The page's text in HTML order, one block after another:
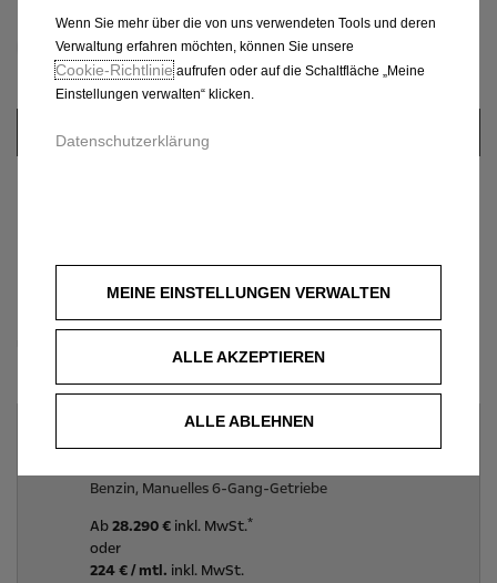
Opel Corsa 5 türer
Benzin, Manuelles 6-Gang-Getriebe
1.2 Direct Injection Turbo, 74 kW (100 PS),
Benzin, Manuelles 6-Gang-Getriebe
Ab28.290 € inkl. MwSt.*
oder
224€ / mtl. inkl. MwSt.
Wenn Sie mehr über die von uns verwendeten Tools und deren
Verwaltung erfahren möchten, können Sie unsere
Cookie‑Richtlinieaufrufen oder auf die Schaltfläche „Meine
Einstellungen verwalten“ klicken.
Datenschutzerklärung
MEINE EINSTELLUNGEN VERWALTEN
ALLE AKZEPTIEREN
ALLE ABLEHNEN